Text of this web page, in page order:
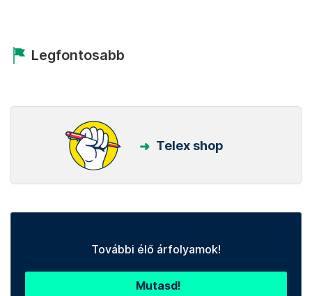
Legfontosabb
Telex shop
További élő árfolyamok!
Mutasd!